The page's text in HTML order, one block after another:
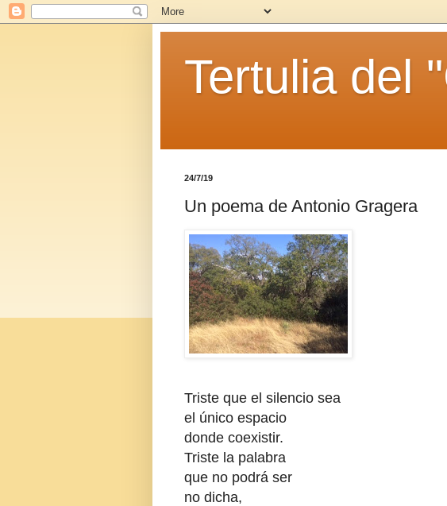
Tertulia del
24/7/19
Un poema de Antonio Gragera
Triste que el silencio sea
el único espacio
donde coexistir.
Triste la palabra
que no podrá ser
no dicha,